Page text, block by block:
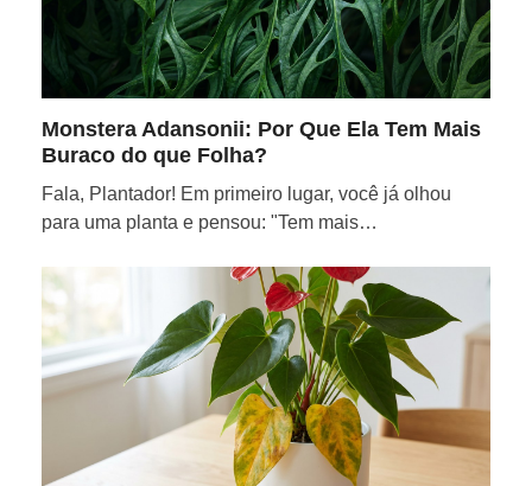
Monstera Adansonii: Por Que Ela Tem Mais
Buraco do que Folha?
Fala, Plantador! Em primeiro lugar, você já olhou
para uma planta e pensou: "Tem mais…